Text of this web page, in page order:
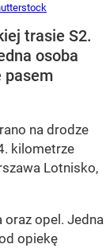
trasie S2.
osoba
pasem
na drodze
kilometrze
Lotnisko,
oraz opel. Jedna
opiekę